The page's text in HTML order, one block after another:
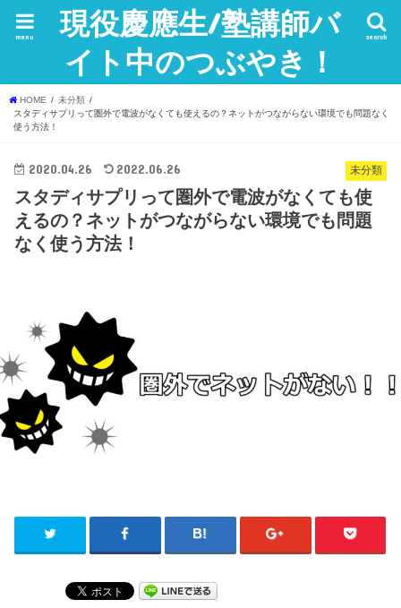
現役慶應生/塾講師バ
イト中のつぶやき！
search
menu
HOME
未分類
スタディサプリって圏外で電波がなくても使えるの？ネットがつながらない環境でも問題なく
使う方法！
未分類
2020.04.26 2022.06.26
スタディサプリって圏外で電波がなくても使
えるの？ネットがつながらない環境でも問題
なく使う方法！